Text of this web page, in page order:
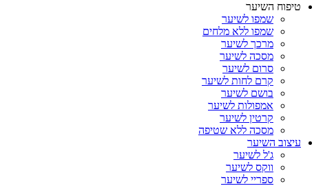
טיפוח השיער
שמפו לשיער
שמפו ללא מלחים
מרכך לשיער
מסכה לשיער
סרום לשיער
קרם לחות לשיער
בושם לשיער
אמפולות לשיער
קרטין לשיער
מסכה ללא שטיפה
עיצוב השיער
ג'ל לשיער
ווקס לשיער
ספריי לשיער